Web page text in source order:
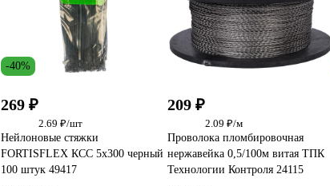
-40%
269 ₽
2.69 ₽/шт
Нейлоновые стяжки
FORTISFLEX КСС 5х300 черный
100 штук 49417
209 ₽
2.09 ₽/м
Проволока пломбировочная
нержавейка 0,5/100м витая ТПК
Технологии Контроля 24115